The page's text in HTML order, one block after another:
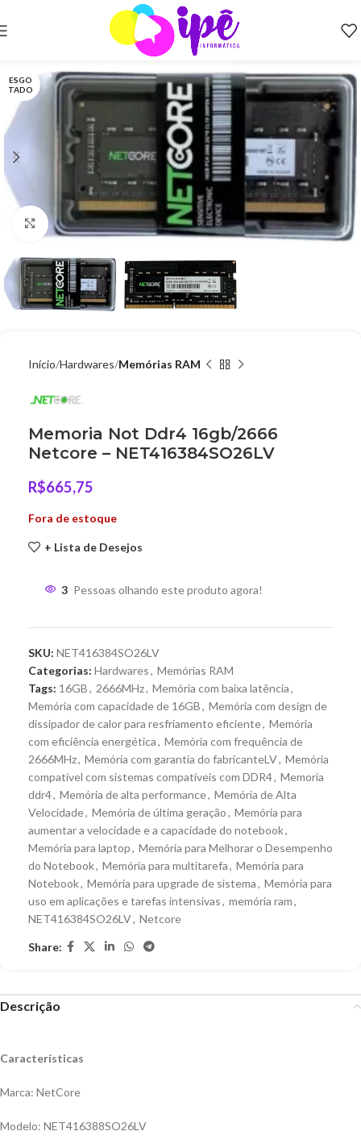
ESGO
TADO
Clique para ampliar
Início Hardwares Memórias RAM
Memoria Not Ddr4 16gb/2666
Netcore – NET416384SO26LV
R$665,75
Fora de estoque
+ Lista de Desejos
3 Pessoas olhando este produto agora!
SKU: NET416384SO26LV
Categorias: Hardwares, Memórias RAM
Tags: 16GB, 2666MHz, Memória com baixa latência,
Memória com capacidade de 16GB, Memória com design de
dissipador de calor para resfriamento eficiente, Memória
com eficiência energética, Memória com frequência de
2666MHz, Memória com garantia do fabricanteLV, Memória
compatível com sistemas compatíveis com DDR4, Memoria
ddr4, Memória de alta performance, Memória de Alta
Velocidade, Memória de última geração, Memória para
aumentar a velocidade e a capacidade do notebook,
Memória para laptop, Memória para Melhorar o Desempenho
do Notebook, Memória para multitarefa, Memória para
Notebook, Memória para upgrade de sistema, Memória para
uso em aplicações e tarefas intensivas, memória ram,
NET416384SO26LV, Netcore
Share:
Descrição
Características
Marca: NetCore
Modelo: NET416388SO26LV